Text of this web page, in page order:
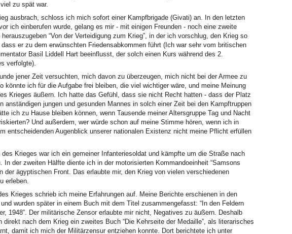
zu spät war.
ausbrach, schloss ich mich sofort einer Kampfbrigade (Givati) an. In den letzten
ich einberufen wurde, gelang es mir - mit einigen Freunden - noch eine zweite
herauszugeben “Von der Verteidigung zum Krieg”, in der ich vorschlug, den Krieg so
er zu dem erwünschten Friedensabkommen führt (Ich war sehr vom britischen
Basil Liddell Hart beeinflusst, der solch einen Kurs während des 2.
verfolgte).
jener Zeit versuchten, mich davon zu überzeugen, mich nicht bei der Armee zu
könnte ich für die Aufgabe frei bleiben, die viel wichtiger wäre, und meine Meinung
Krieges äußern. Ich hatte das Gefühl, dass sie nicht Recht hatten - dass der Platz
anständigen jungen und gesunden Mannes in solch einer Zeit bei den Kampftruppen
ich zu Hause bleiben können, wenn Tausende meiner Altersgruppe Tag und Nacht
Und außerdem, wer würde schon auf meine Stimme hören, wenn ich in
entscheidenden Augenblick unserer nationalen Existenz nicht meine Pflicht erfüllen
des Krieges war ich ein gemeiner Infanteriesoldat und kämpfte um die Straße nach
In der zweiten Hälfte diente ich in der motorisierten Kommandoeinheit “Samsons
der ägyptischen Front. Das erlaubte mir, den Krieg von vielen verschiedenen
erleben.
Krieges schrieb ich meine Erfahrungen auf. Meine Berichte erschienen in den
wurden später in einem Buch mit dem Titel zusammengefasst: “In den Feldern
1948”. Der militärische Zensor erlaubte mir nicht, Negatives zu äußern. Deshalb
direkt nach dem Krieg ein zweites Buch “Die Kehrseite der Medaille”, als literarisches
damit ich mich der Militärzensur entziehen konnte. Dort berichtete ich unter